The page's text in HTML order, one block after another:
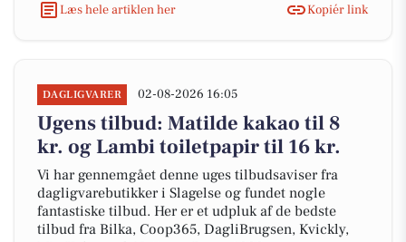
Læs hele artiklen her Kopiér link
DAGLIGVARER 02-08-2026 16:05
Ugens tilbud: Matilde kakao til 8
kr. og Lambi toiletpapir til 16 kr.
Vi har gennemgået denne uges tilbudsaviser fra
dagligvarebutikker i Slagelse og fundet nogle
fantastiske tilbud. Her er et udpluk af de bedste
tilbud fra Bilka, Coop365, DagliBrugsen, Kvickly,